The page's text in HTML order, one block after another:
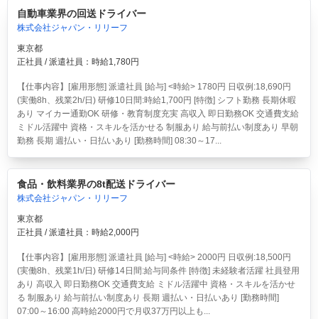
自動車業界の回送ドライバー
株式会社ジャパン・リリーフ
東京都
正社員 / 派遣社員：時給1,780円
【仕事内容】[雇用形態] 派遣社員 [給与] <時給> 1780円 日収例:18,690円
(実働8h、残業2h/日) 研修10日間:時給1,700円 [特徴] シフト勤務 長期休暇
あり マイカー通勤OK 研修・教育制度充実 高収入 即日勤務OK 交通費支給
ミドル活躍中 資格・スキルを活かせる 制服あり 給与前払い制度あり 早朝
勤務 長期 週払い・日払いあり [勤務時間] 08:30～17...
食品・飲料業界の8t配送ドライバー
株式会社ジャパン・リリーフ
東京都
正社員 / 派遣社員：時給2,000円
【仕事内容】[雇用形態] 派遣社員 [給与] <時給> 2000円 日収例:18,500円
(実働8h、残業1h/日) 研修14日間:給与同条件 [特徴] 未経験者活躍 社員登用
あり 高収入 即日勤務OK 交通費支給 ミドル活躍中 資格・スキルを活かせ
る 制服あり 給与前払い制度あり 長期 週払い・日払いあり [勤務時間]
07:00～16:00 高時給2000円で月収37万円以上も...